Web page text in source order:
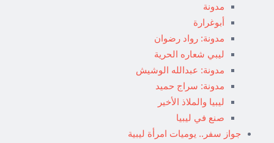
مدونة
أبوغرارة
مدونة: رواد رضوان
ليبي شعاره الحرية
مدونة: عبدالله الوشيش
مدونة: سراج حميد
ليبيا والملاذ الأخير
صنع في ليبيا
جواز سفر.. يوميات امرأة ليبية